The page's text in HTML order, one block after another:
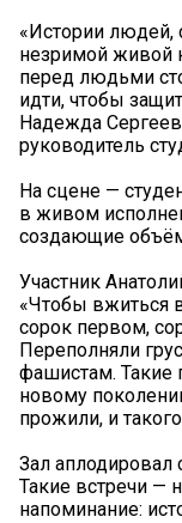
«Истории
незримой живой
перед людьми
идти, чтобы
Надежда
руководитель
На сцене —
в живом
создающие
Участник
«Чтобы вжиться
сорок первом,
Переполняли
фашистам. Такие
новому
прожили, и
Зал аплодировал
Такие встречи —
напоминание: